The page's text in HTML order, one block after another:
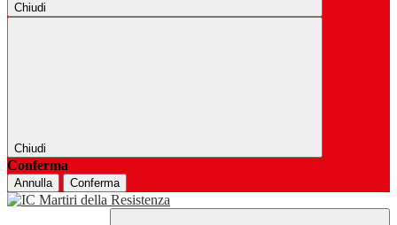
Chiudi
Chiudi
Conferma
Annulla Conferma